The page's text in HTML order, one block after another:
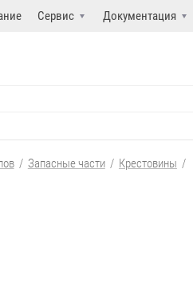
Сервис Документация
/ Запасные части / Крестовины /